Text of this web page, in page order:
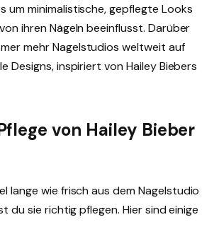
um minimalistische, gepflegte Looks
ihren Nägeln beeinflusst. Darüber
mehr Nagelstudios weltweit auf
Designs, inspiriert von Hailey Biebers
von Hailey Bieber
lange wie frisch aus dem Nagelstudio
du sie richtig pflegen. Hier sind einige